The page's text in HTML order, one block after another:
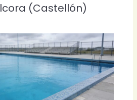
(Castellón)